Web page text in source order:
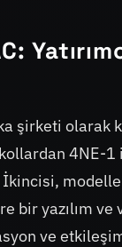
olarak
4NE-1
bir yazılım
ve